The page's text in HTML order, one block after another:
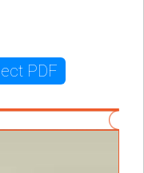
PDF